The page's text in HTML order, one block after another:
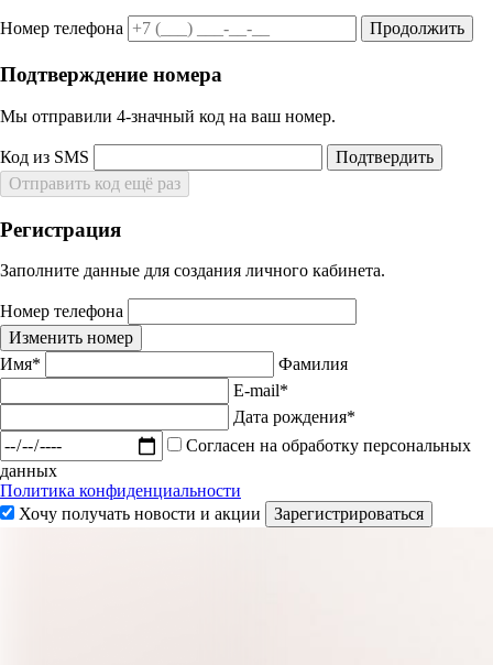
Номер телефона Продолжить
Подтверждение номера
Мы отправили 4‑значный код на ваш номер.
Код из SMS
Подтвердить
Отправить код ещё раз
Регистрация
Заполните данные для создания личного кабинета.
Номер телефона
Изменить номер
Имя*
Фамилия
E-mail*
Дата рождения*
Согласен на обработку персональных
данных
Политика конфиденциальности
Хочу получать новости и акции
Зарегистрироваться